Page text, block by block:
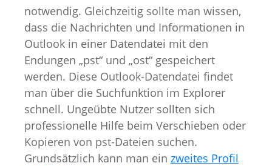
notwendig. Gleichzeitig sollte man wissen,
dass die Nachrichten und Informationen in
Outlook in einer Datendatei mit den
Endungen „pst“ und „ost“ gespeichert
werden. Diese Outlook-Datendatei findet
man über die Suchfunktion im Explorer
schnell. Ungeübte Nutzer sollten sich
professionelle Hilfe beim Verschieben oder
Kopieren von pst-Dateien suchen.
Grundsätzlich kann man ein zweites Profil